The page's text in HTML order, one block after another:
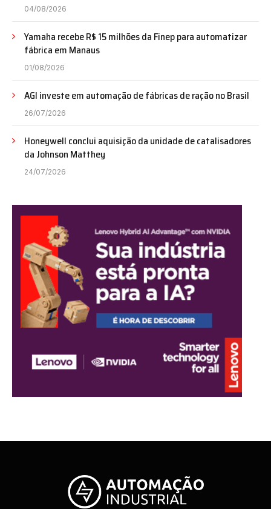
04/08/2026
Yamaha recebe R$ 15 milhões da Finep para automatizar
fábrica em Manaus
01/08/2026
AGI investe em automação de fábricas de ração no Brasil
26/07/2026
Honeywell conclui aquisição da unidade de catalisadores
da Johnson Matthey
24/07/2026